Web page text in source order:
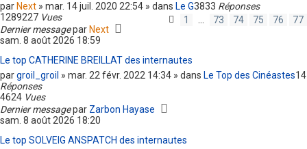
par Next » mar. 14 juil. 2020 22:54 » dans Le G
1
… 73 74 75 76 77
3833 Réponses
1289227 Vues
Dernier messagepar Next
sam. 8 août 2026 18:59
Le top CATHERINE BREILLAT des internautes
pargroil_groil » mar. 22 févr. 2022 14:34 » dans Le Top des Cinéastes14
Réponses
4624 Vues
Dernier messagepar Zarbon Hayase
sam. 8 août 2026 18:20
Le top SOLVEIG ANSPATCH des internautes